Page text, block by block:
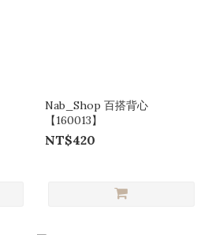
Nab_Shop 百搭背心
【160013】
NT$420